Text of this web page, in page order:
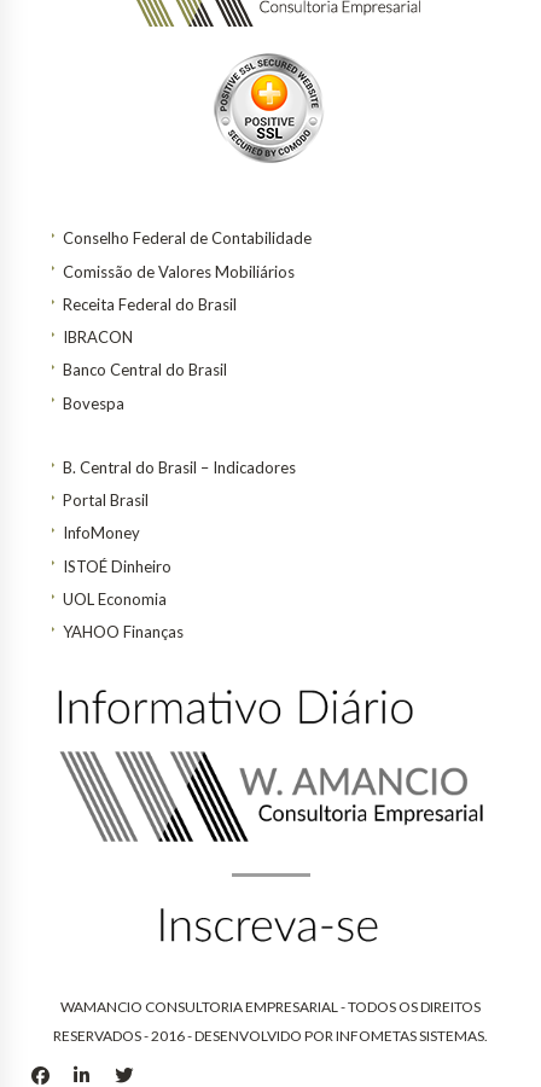
Conselho Federal de Contabilidade
Comissão de Valores Mobiliários
Receita Federal do Brasil
IBRACON
Banco Central do Brasil
Bovespa
B. Central do Brasil – Indicadores
Portal Brasil
InfoMoney
ISTOÉ Dinheiro
UOL Economia
YAHOO Finanças
WAMANCIO CONSULTORIA EMPRESARIAL - TODOS OS DIREITOS
RESERVADOS - 2016 - DESENVOLVIDO PORINFOMETAS SISTEMAS.